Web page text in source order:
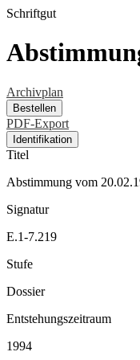
Schriftgut
Archivplan
Bestellen
PDF-Export
Identifikation
Titel
Abstimmung vom
Signatur
E.1-7.219
Stufe
Dossier
Entstehungszeitraum
1994